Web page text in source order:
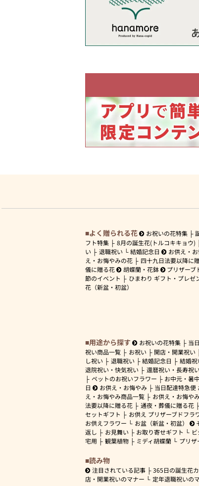
よく贈られる花 お祝いの花特集
フト特集
8月の誕生花(トルコキキョウ)
い
退職祝い 結婚記念日 お供え・
え・お悔やみの花
四十九日法要以降に
儀に贈る花
胡蝶蘭・花鉢 プリザーブ
節のイベント
ひまわり ギフト・プレゼ
花（新盆・初盆）
用途から探す お祝いの花特集 当
祝い商品一覧
お祝い 開店・開業祝い
し祝い
退職祝い 結婚記念日 結婚祝
退院祝い・快気祝い
還暦祝い・長寿祝い
ペットのお祝いフラワー
お中元・暑
日
お供え・お悔やみ 当日配達特急便
え・お悔やみ商品一覧
お供え・お悔や
法要以降に贈る花
通夜・葬儀に贈る花
セットギフト
お供え プリザーブドフラ
お供えフラワー
お盆（新盆・初盆）
返し
お見舞い お取り寄せギフト
宅用
観葉植物 ミディ胡蝶蘭 プリザ
読み物
注目されている記事 365日の誕生花
店・開業祝いのマナー
定年退職祝いの